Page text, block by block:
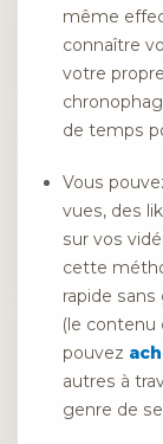
même
connaître
votre
de temps
Vous
vues, des
sur vos
cette
rapide
(le contenu
pouvez
autres à
genre de